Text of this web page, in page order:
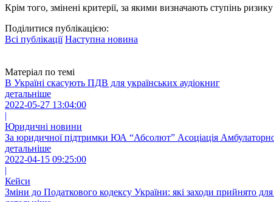
Крім того, змінені критерії, за якими визначають ступінь
Поділитися публікацією:
Всі публікації Наступна новина
Матеріал по темі
В Україні скасують ПДВ для українських аудіокниг
детальніше
2022-05-27 13:04:00
|
Юридичні новини
За юридичної підтримки ЮА “Абсолют” Асоціація
детальніше
2022-04-15 09:25:00
|
Кейси
Зміни до Податкового кодексу України: які заходи прийнято